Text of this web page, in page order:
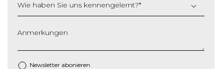
t
r
i
h
M
Wie haben Sie uns kennengelernt?*
Anmerkungen
Newsletter abonieren